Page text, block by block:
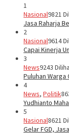
1
Nasional9821
Jasa Raharja
2
Nasional9614
Capai Kinerja
3
News9243
Puluhan
4
News, Politik
Yudhianto
5
Nasional8621
Gelar FGD,